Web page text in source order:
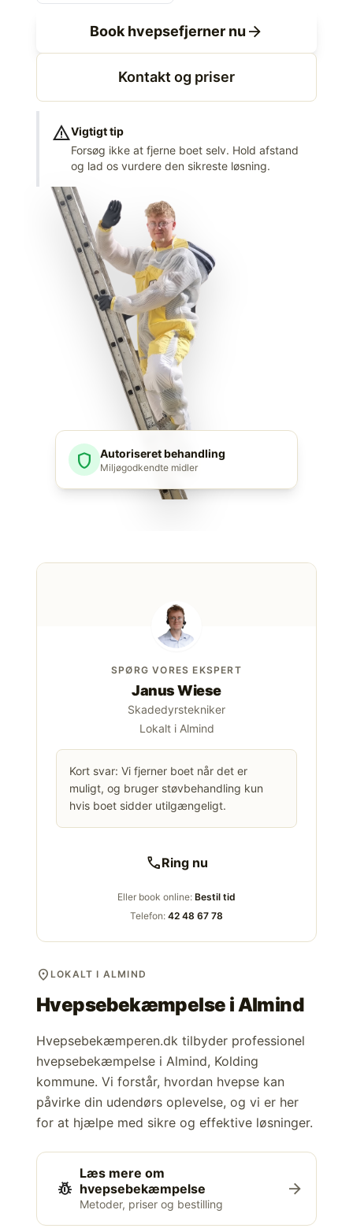
Book hvepsefjerner nu arrow_forward
Kontakt og priser
warningVigtigt tip
Forsøg ikke at fjerne boet selv. Hold afstand
og lad os vurdere den sikreste løsning.
shield Autoriseret behandling
Miljøgodkendte midler
SPØRG VORES EKSPERT
Janus Wiese
Skadedyrstekniker
Lokalt i Almind
Kort svar: Vi fjerner boet når det er
muligt, og bruger støvbehandling kun
hvis boet sidder utilgængeligt.
callRing nu
Eller book online: Bestil tid
Telefon: 42 48 67 78
location_on LOKALT I ALMIND
Hvepsebekæmpelse iAlmind
Hvepsebekæmperen.dk tilbyder professionel
hvepsebekæmpelse i Almind, Kolding
kommune. Vi forstår, hvordan hvepse kan
påvirke din udendørs oplevelse, og vi er her
for at hjælpe med sikre og effektive løsninger.
pest_control
Læs mere om
hvepsebekæmpelse
Metoder, priser og bestilling
arrow_forward